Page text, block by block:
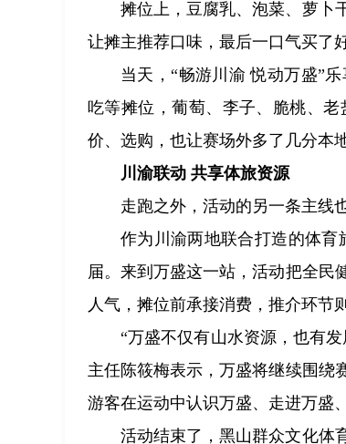
摊位上，豆腐乳、泡菜、萝卜
让摊主推荐口味，最后一口气买了
当天，“畅游川渝 悦动万盛”
吃等摊位，葡萄、李子、脆桃、
价、选购，也让赛场外多了几分本
川渝联动 共享体旅资源
走跑之外，活动的另一条主线
作为川渝两地联合打造的体育
届。来到万盛这一站，活动把全民
人气，摊位前承接消费，推介环节
“万盛不仅有山水资源，也有
主任陈筱梅表示，万盛将继续围绕
游客在运动中认识万盛、走进万盛
活动结束了，黑山群众文化体